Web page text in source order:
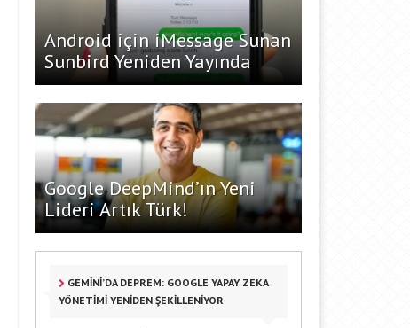
Android için iMessage Sunan
Sunbird Yeniden Yayında
Google DeepMind’ın Yeni
Lideri Artık Türk!
GEMINI’DA DEPREM: GOOGLE YAPAY ZEKA
YÖNETIMI YENIDEN ŞEKILLENIYOR